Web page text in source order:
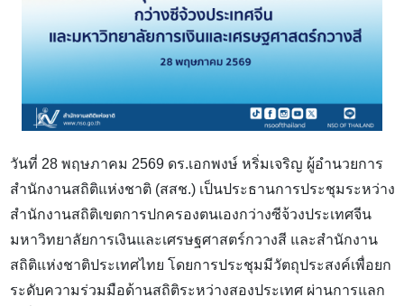
วันที่ 28 พฤษภาคม 2569 ดร.เอกพงษ์ หริ่มเจริญ ผู้อำนวยการ
สำนักงานสถิติแห่งชาติ (สสช.) เป็นประธานการประชุมระหว่าง
สำนักงานสถิติเขตการปกครองตนเองกว่างซีจ้วงประเทศจีน
มหาวิทยาลัยการเงินและเศรษฐศาสตร์กวางสี และสำนักงาน
สถิติแห่งชาติประเทศไทย โดยการประชุมมีวัตถุประสงค์เพื่อยก
ระดับความร่วมมือด้านสถิติระหว่างสองประเทศ ผ่านการแลก